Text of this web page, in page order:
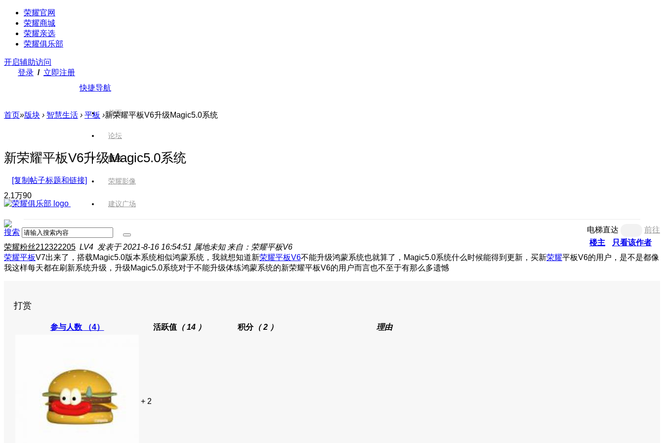
荣耀官网
荣耀商城
荣耀亲选
荣耀俱乐部
开启辅助访问
登录 / 立即注册
快捷导航
首页
论坛
版块
荣耀影像
建议广场
搜索
首页»版块 › 智慧生活 › 平板 ›新荣耀平板V6升级Magic5.0系统
新荣耀平板V6升级Magic5.0系统
[复制帖子标题和链接]
2.1万90
电梯直达
前往
楼主
只看该作者
荣耀粉丝212322205 LV4 发表于 2021-8-16 16:54:51 属地未知 来自：荣耀平板V6
荣耀平板V7出来了，搭载Magic5.0版本系统相似鸿蒙系统，我就想知道新荣耀平板V6不能升级鸿蒙系统也就算了，Magic5.0系统什么时候能得到更新，买新荣耀平板V6的用户，是不是都像
我这样每天都在刷新系统升级，升级Magic5.0系统对于不能升级体练鸿蒙系统的新荣耀平板V6的用户而言也不至于有那么多遗憾
打赏
参与人数 （4） 活跃值（ 14 ） 积分（ 2 ） 理由
+ 2